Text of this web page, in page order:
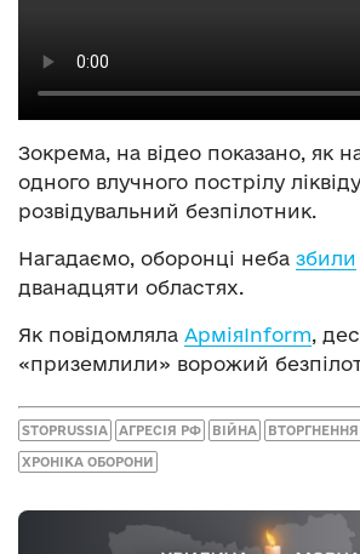
Зокрема, на відео показано, як
одного влучного пострілу
розвідувальний безпілотник.
Нагадаємо, оборонці неба збили
дванадцяти областях.
Як повідомляла АрміяInform,
«приземлили» ворожий
STOPRUSSIA АГРЕСІЯ РФ ВІЙНА
ХРОНІКА ОБОРОНИ